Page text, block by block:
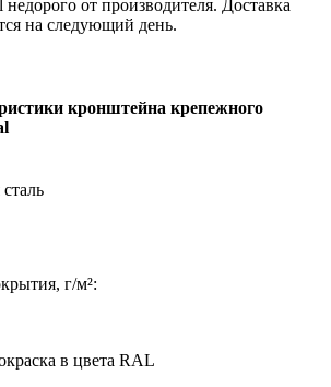
от производителя. Доставка
на следующий день.
кронштейна крепежного
г/м²:
в цвета RAL